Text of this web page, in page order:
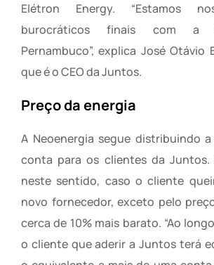
Elétron Energy. “Estamos
burocráticos finais com a
Pernambuco”, explica José Otávio
que é o CEO da Juntos.
Preço da energia
A Neoenergia segue distribuindo
conta para os clientes da Juntos.
neste sentido, caso o cliente
novo fornecedor, exceto pelo
cerca de 10% mais barato. “Ao
o cliente que aderir a Juntos terá